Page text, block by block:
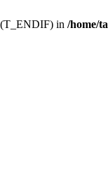
(T_ENDIF) in /home/